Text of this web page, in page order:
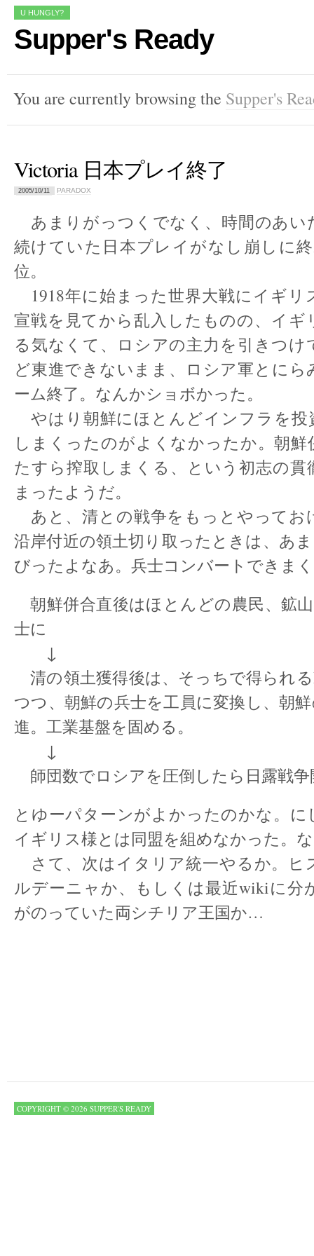
U HUNGLY?
Supper's Ready
You are currently browsing the Supper's
Victoria 日本プレイ終了
2005/10/11 PARADOX
あまりがっつくでなく、時間のあい
続けていた日本プレイがなし崩しに
位。
1918年に始まった世界大戦にイギリ
宣戦を見てから乱入したものの、イギ
る気なくて、ロシアの主力を引きつけ
ど東進できないまま、ロシア軍とにら
ーム終了。なんかショボかった。
やはり朝鮮にほとんどインフラを投
しまくったのがよくなかったか。朝
たすら搾取しまくる、という初志の貫
まったようだ。
あと、清との戦争をもっとやってお
沿岸付近の領土切り取ったときは、あ
びったよなあ。兵士コンバートできま
朝鮮併合直後はほとんどの農民、鉱
士に
↓
清の領土獲得後は、そっちで得られ
つつ、朝鮮の兵士を工員に変換し、朝
進。工業基盤を固める。
↓
師団数でロシアを圧倒したら日露戦争
とゆーパターンがよかったのかな。
イギリス様とは同盟を組めなかった。
さて、次はイタリア統一やるか。ヒ
ルデーニャか、もしくは最近wikiに分
がのっていた両シチリア王国か…
COPYRIGHT © 2026 SUPPER'S READY